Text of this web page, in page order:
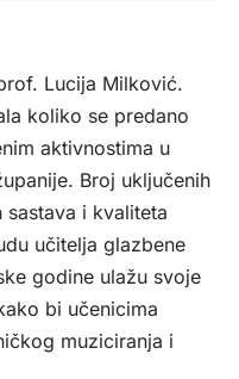
Lucija Milković.
koliko se predano
aktivnostima u
Broj uključenih
i kvaliteta
učitelja glazbene
godine ulažu svoje
bi učenicima
muziciranja i